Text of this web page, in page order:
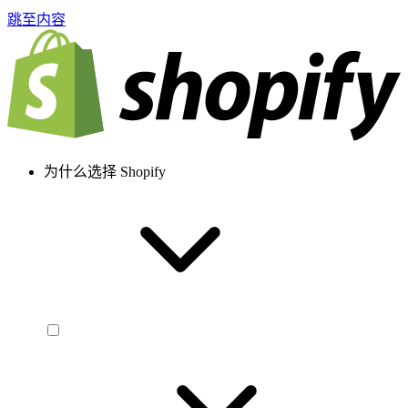
跳至内容
为什么选择 Shopify